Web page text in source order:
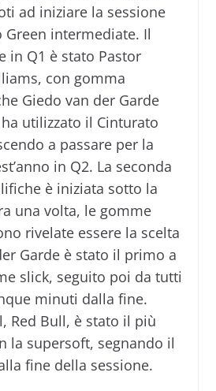
ad iniziare la sessione
intermediate. Il
in Q1 è stato Pastor
con gomma
Giedo van der Garde
utilizzato il Cinturato
a passare per la
in Q2. La seconda
è iniziata sotto la
una volta, le gomme
rivelate essere la scelta
Garde è stato il primo a
slick, seguito poi da tutti
minuti dalla fine.
Red Bull, è stato il più
la supersoft, segnando il
fine della sessione.